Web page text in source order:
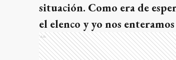
situación. Como era de
el elenco y yo nos
Ads